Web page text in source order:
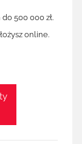
500 000 zł.
online.